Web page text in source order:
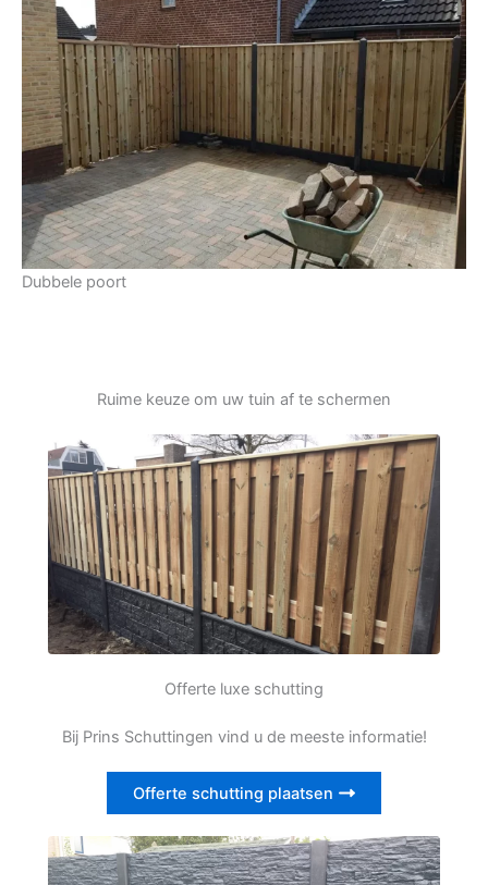
Dubbele poort
Ruime keuze om uw tuin af te schermen
Offerte luxe schutting
Bij Prins Schuttingen vind u de meeste informatie!
Offerte schutting plaatsen